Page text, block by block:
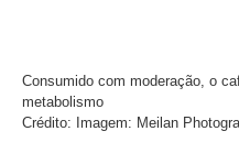
Consumido com moderação, o
metabolismo
Crédito: Imagem: Meilan